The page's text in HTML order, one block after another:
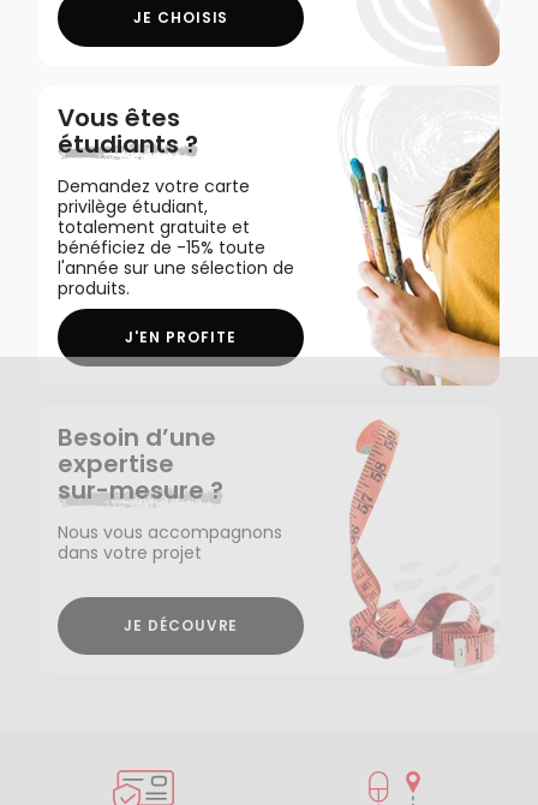
JE CHOISIS
Vous êtes
étudiants ?
Demandez votre carte
privilège étudiant,
totalement gratuite et
bénéficiez de -15% toute
l'année sur une sélection de
produits.
J'EN PROFITE
Besoin d’une
expertise
sur-mesure ?
Nous vous accompagnons
dans votre projet
JE DÉCOUVRE